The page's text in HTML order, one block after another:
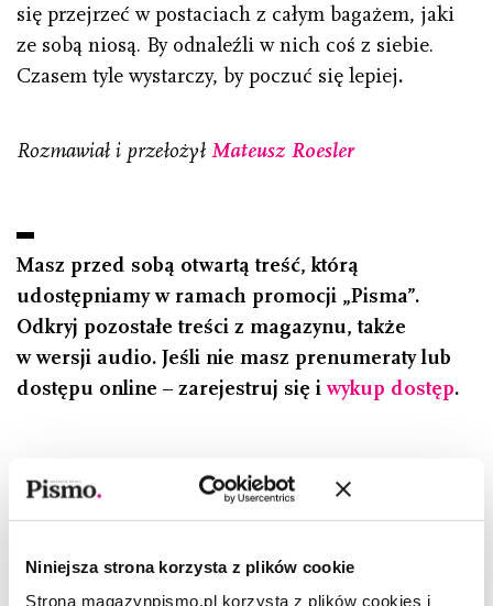
Niniejsza strona korzysta z plików cookie
Strona magazynpismo.pl korzysta z plików cookies i
się przejrzeć w postaciach z całym bagażem, jaki
ze sobą niosą. By odnaleźli w nich coś z siebie.
Czasem tyle wystarczy, by poczuć się lepiej.
Rozmawiałi przełożyłMateusz Roesler
Masz przed sobą otwartą treść, którą
udostępniamy w ramach promocji „Pisma”.
Odkryj pozostałe treści z magazynu, także
w wersji audio. Jeśli nie masz prenumeraty lub
dostępu online – zarejestruj się i wykup dostęp.
Vincenzo Latronico–Vincenzo Latronico (ur. 1984),
włoski pisarz i tłumacz. Przełożył na język włoski m.in. dzieła
Aleksandra Dumasa. Współpracuje z dziennikami „La Stampa”
i „Il Post” oraz tygodnikiem „Internazionale”. Jego powieść